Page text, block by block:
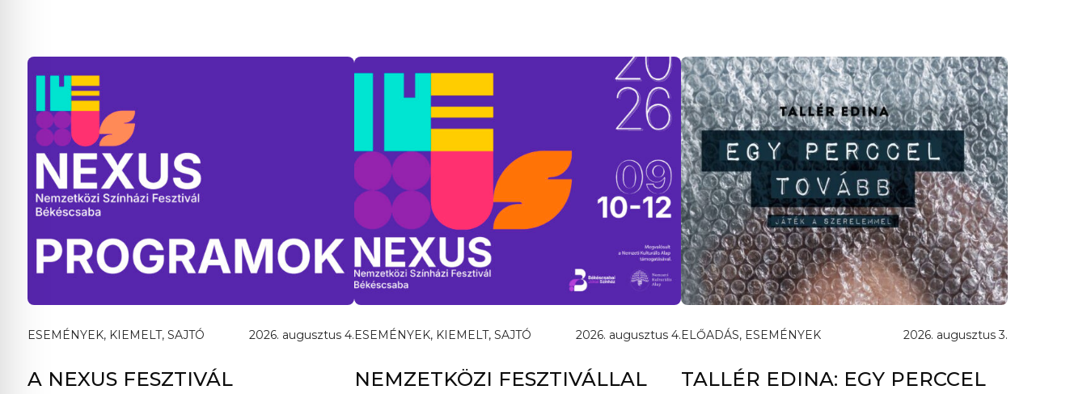
ESEMÉNYEK, KIEMELT, SAJTÓ 2026. augusztus 4.
A NEXUS FESZTIVÁL
ESEMÉNYEK, KIEMELT, SAJTÓ 2026. augusztus 4.
NEMZETKÖZI FESZTIVÁLLAL
ELŐADÁS, ESEMÉNYEK 2026. augusztus 3.
TALLÉR EDINA: EGY PERCCEL